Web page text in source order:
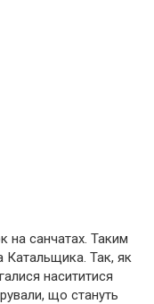
на санчатах. Таким
Катальщика. Так, як
насититися
що стануть